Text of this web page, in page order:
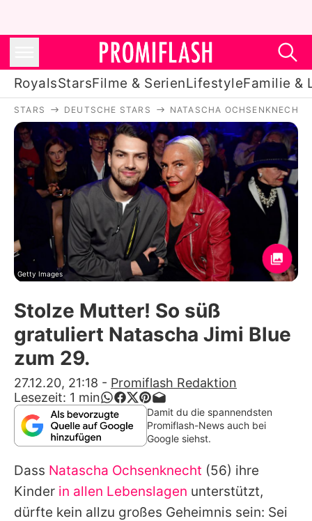
RoyalsStarsFilme & SerienLifestyleFamilie &
Royals
Stars
Filme & Serien
Lifestyle
Familie & Liebe
Promiflash Exklusiv
Alle Themen auf Promiflash
App runterladen
Team
Redaktionelle Richtlinien
Impressum
Datenschutzerklärung
STARS DEUTSCHE STARS NATASCHA OCHSENKNECHT
Getty Images
Stolze Mutter! So süß
gratuliert Natascha Jimi Blue
zum 29.
27.12.20, 21:18 - Promiflash Redaktion
Lesezeit: 1 min
Damit du die spannendsten
Promiflash-News auch bei
Google siehst.
Dass Natascha Ochsenknecht (56) ihre
Kinder in allen Lebenslagen unterstützt,
dürfte kein allzu großes Geheimnis sein: Sei